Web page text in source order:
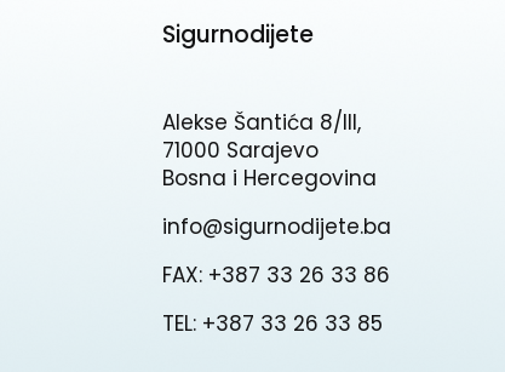
Sigurnodijete
Alekse Šantića 8/III,
71000 Sarajevo
Bosna i Hercegovina
info@sigurnodijete.ba
FAX: +387 33 26 33 86
TEL: +387 33 26 33 85